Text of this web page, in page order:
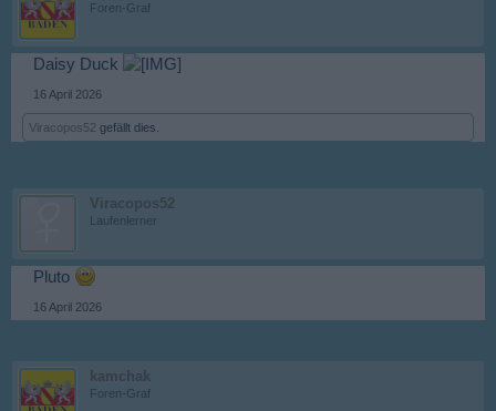
Foren-Graf
Daisy Duck
16 April 2026
Viracopos52 gefällt dies.
Viracopos52
Laufenlerner
Pluto
16 April 2026
kamchak
Foren-Graf